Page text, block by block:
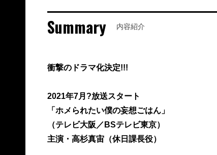
Summary 内容紹介
衝撃のドラマ化決定!!!
2021年7月?放送スタート
「ホメられたい僕の妄想ごはん」
（テレビ大阪／BSテレビ東京）
主演・高杉真宙（休日課長役）